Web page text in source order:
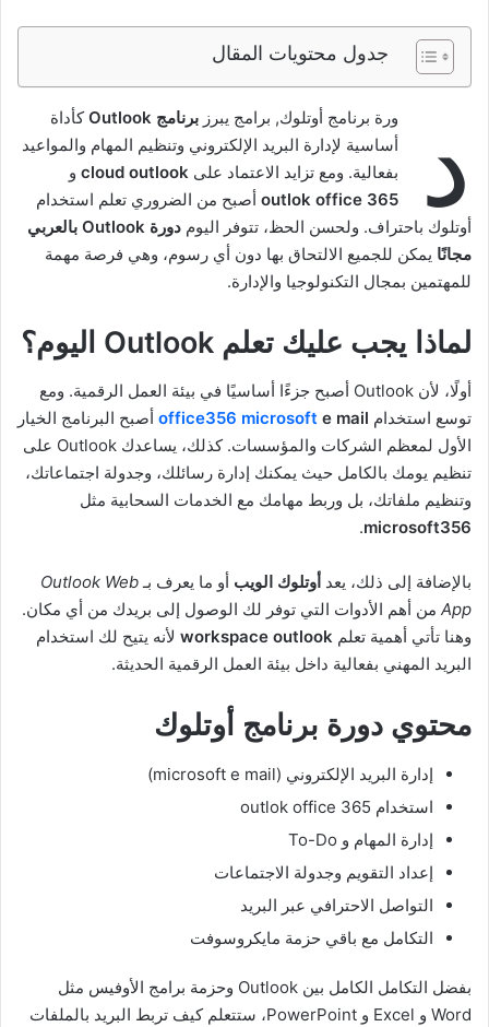
جدول محتويات المقال
د ورة برنامج أوتلوك, برامج يبرز برنامج Outlook
كأداة
أساسية لإدارة البريد الإلكتروني وتنظيم المهام والمواعيد
بفعالية. ومع تزايد الاعتماد على cloud outlook و
outlok office 365 أصبح من الضروري تعلم استخدام
أوتلوك باحتراف. ولحسن الحظ، تتوفر اليوم
دورة Outlook بالعربي
مجانًا يمكن للجميع الالتحاق بها دون أي رسوم، وهي فرصة مهمة
للمهتمين بمجال التكنولوجيا والإدارة.
لماذا يجب عليك تعلم Outlook اليوم؟
أولًا، لأن Outlook أصبح جزءًا أساسيًا في بيئة العمل الرقمية. ومع
توسع استخدام
office356 microsoft e mail
أصبح البرنامج الخيار
الأول لمعظم الشركات والمؤسسات. كذلك، يساعدك Outlook على
تنظيم يومك بالكامل حيث يمكنك إدارة رسائلك، وجدولة اجتماعاتك،
وتنظيم ملفاتك، بل وربط مهامك مع الخدمات السحابية مثل
microsoft356
.
بالإضافة إلى ذلك، يعد أوتلوك الويب أو ما يعرف بـOutlook Web
App من أهم الأدوات التي توفر لك الوصول إلى بريدك من أي مكان.
وهنا تأتي أهمية تعلم workspace outlook لأنه يتيح لك استخدام
البريد المهني بفعالية داخل بيئة العمل الرقمية الحديثة.
محتوي دورة برنامج أوتلوك
إدارة البريد الإلكتروني (microsoft e mail)
استخدام outlok office 365
إدارة المهام و To-Do
إعداد التقويم وجدولة الاجتماعات
التواصل الاحترافي عبر البريد
التكامل مع باقي حزمة مايكروسوفت
بفضل التكامل الكامل بين Outlook وحزمة برامج الأوفيس مثل
Word و Excel و PowerPoint، ستتعلم كيف تربط البريد بالملفات